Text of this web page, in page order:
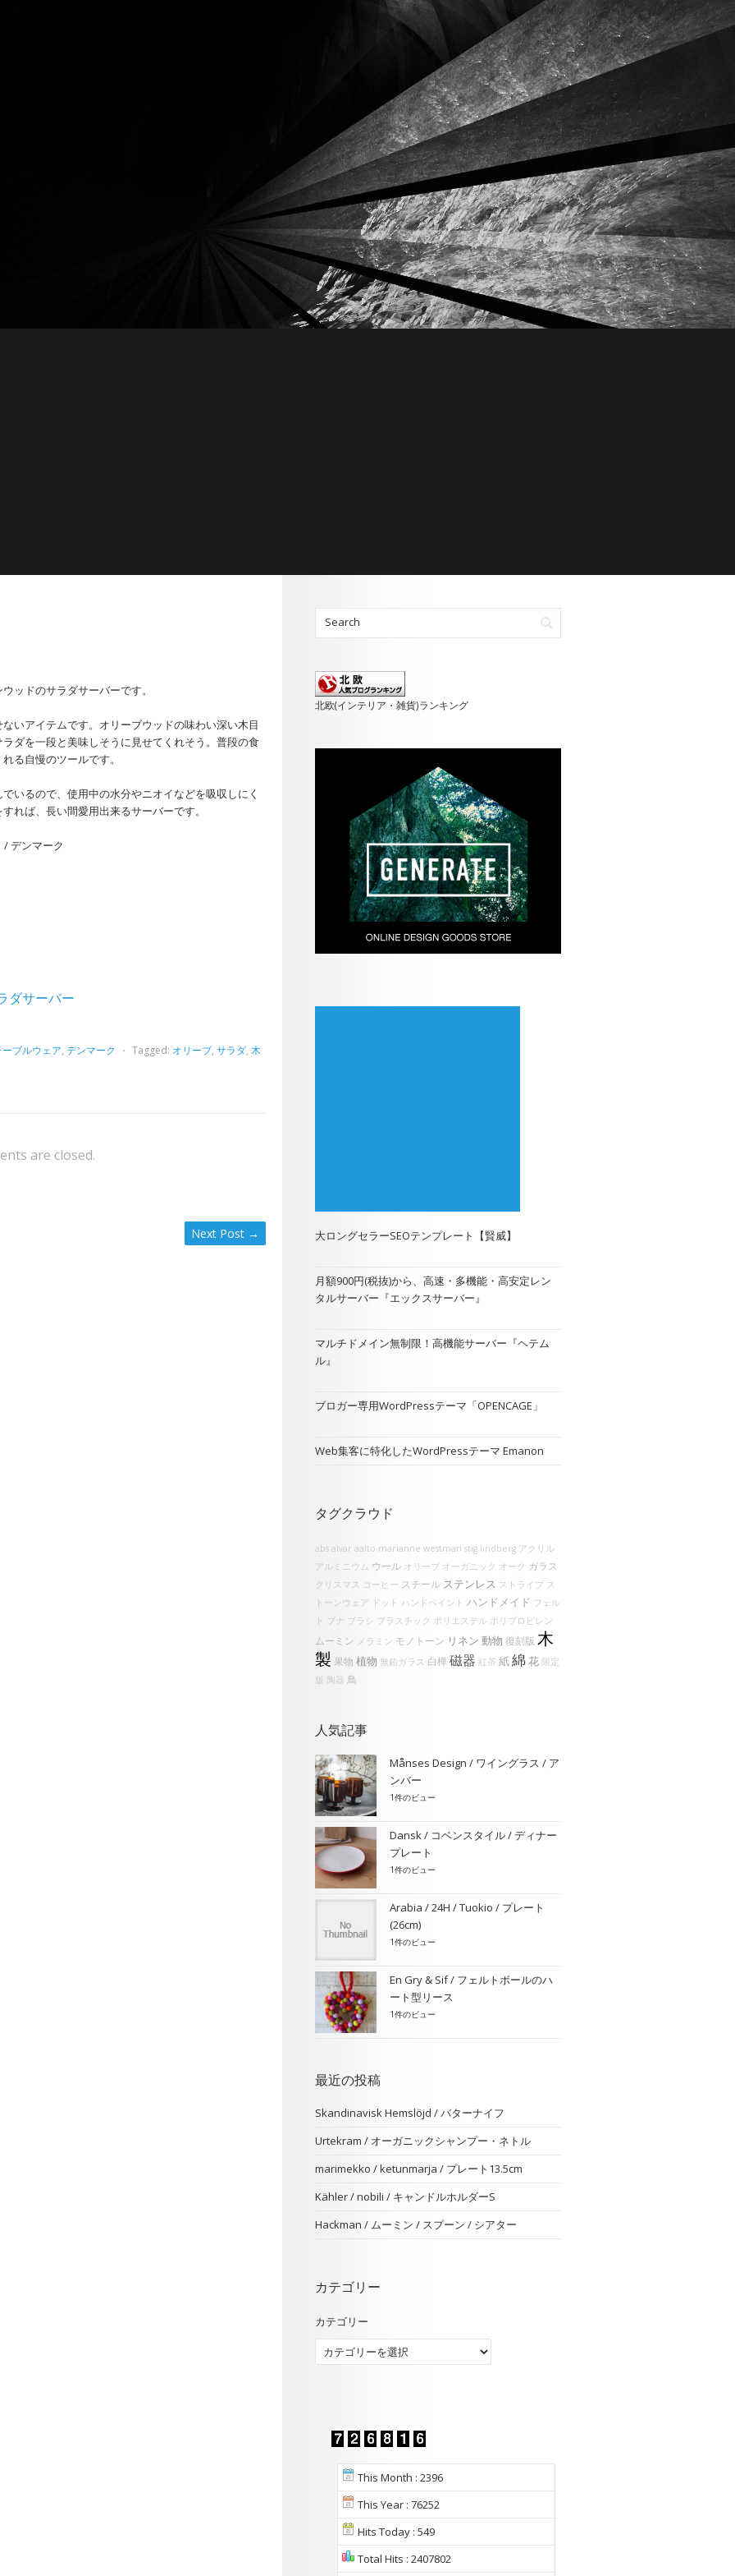
ッドのサラダサーバーです。
いアイテムです。オリーブウッドの味わい深い木目
ダを一段と美味しそうに見せてくれそう。普段の食
る自慢のツールです。
いるので、使用中の水分やニオイなどを吸収しにく
れば、長い間愛用出来るサーバーです。
/ デンマーク
ダサーバー
ーブルウェア, デンマーク ⋅ Tagged: オリーブ, サラダ, 木
are closed.
Next Post →
北欧(インテリア・雑貨)ランキング
大ロングセラーSEOテンプレート【賢威】
月額900円(税抜)から、高速・多機能・高安定レン
タルサーバー『エックスサーバー』
マルチドメイン無制限！高機能サーバー『ヘテム
ル』
ブロガー専用WordPressテーマ「OPENCAGE」
Web集客に特化したWordPressテーマ Emanon
タグクラウド
abs alvar aalto marianne westman stig lindberg アクリル
アルミニウム ウール オリーブ オーガニック オーク ガラス
クリスマス コーヒー スチール ステンレス ストライプ ス
トーンウェア ドット ハンドペイント ハンドメイド フェル
ト ブナ ブラシ プラスチック ポリエステル ポリプロピレン
ムーミン メラミン モノトーン リネン 動物 復刻版 木
製 果物 植物 無鉛ガラス 白樺 磁器 紅茶 紙綿 花 限定
版 陶器 鳥
人気記事
Månses Design / ワイングラス / ア
ンバー
1件のビュー
Dansk / コベンスタイル / ディナー
プレート
1件のビュー
Arabia / 24H / Tuokio / プレート
(26cm)
1件のビュー
En Gry & Sif / フェルトボールのハ
ート型リース
1件のビュー
最近の投稿
Skandinavisk Hemslöjd / バターナイフ
Urtekram / オーガニックシャンプー・ネトル
marimekko / ketunmarja / プレート13.5cm
Kähler / nobili / キャンドルホルダーS
Hackman / ムーミン / スプーン / シアター
カテゴリー
カテゴリー
This Month : 2396
This Year : 76252
Hits Today : 549
Total Hits : 2407802